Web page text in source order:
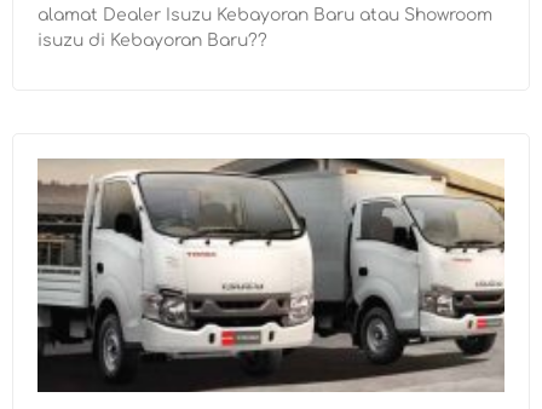
alamat Dealer Isuzu Kebayoran Baru atau Showroom
isuzu di Kebayoran Baru??